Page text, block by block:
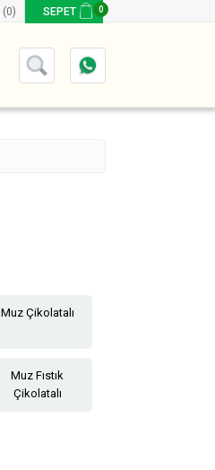
(0) SEPET 0
Muz Çikolatalı
Muz Fıstık
Çikolatalı